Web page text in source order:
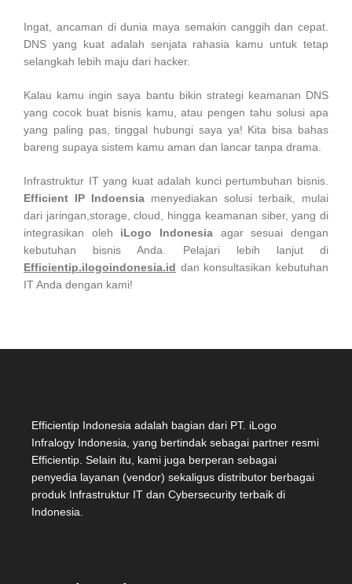
Ingat, ancaman di dunia maya semakin canggih dan cepat.
DNS yang kuat adalah senjata rahasia kamu untuk tetap
selangkah lebih maju dari hacker.
Kalau kamu ingin saya bantu bikin strategi keamanan DNS
yang cocok buat bisnis kamu, atau pengen tahu solusi apa
yang paling pas, tinggal hubungi saya ya! Kita bisa bahas
bareng supaya sistem kamu aman dan lancar tanpa drama.
Infrastruktur IT yang kuat adalah kunci pertumbuhan bisnis.
Efficient IP Indoensia menyediakan solusi terbaik, mulai
dari jaringan,storage, cloud, hingga keamanan siber, yang di
integrasikan oleh iLogo Indonesia agar sesuai dengan
kebutuhan bisnis Anda. Pelajari lebih lanjut di
Efficientip.ilogoindonesia.id dan konsultasikan kebutuhan
IT Anda dengan kami!
Efficientip Indonesia adalah bagian dari PT. iLogo
Infralogy Indonesia, yang bertindak sebagai partner resmi
Efficientip. Selain itu, kami juga berperan sebagai
penyedia layanan (vendor) sekaligus distributor berbagai
produk Infrastruktur IT dan Cybersecurity terbaik di
Indonesia.